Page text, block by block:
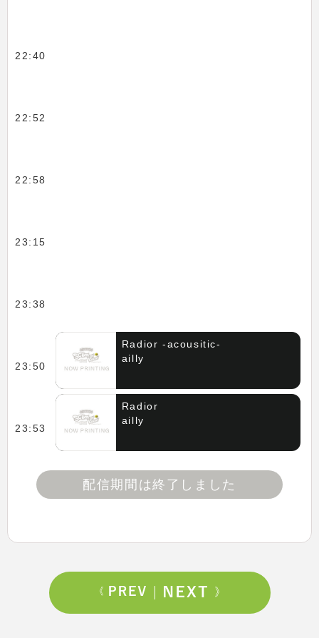
22:40
22:52
22:58
23:15
23:38
23:50
Radior -acousitic-
ailly
23:53
Radior
ailly
配信期間は終了しました